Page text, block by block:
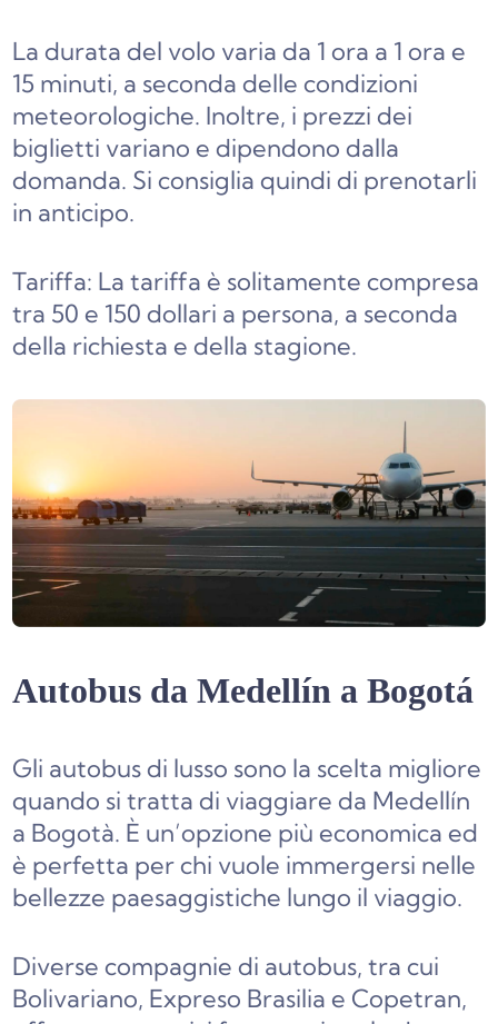
La durata del volo varia da 1 ora a 1 ora e
15 minuti, a seconda delle condizioni
meteorologiche. Inoltre, i prezzi dei
biglietti variano e dipendono dalla
domanda. Si consiglia quindi di prenotarli
in anticipo.
Tariffa: La tariffa è solitamente compresa
tra 50 e 150 dollari a persona, a seconda
della richiesta e della stagione.
Autobus da Medellín a Bogotá
Gli autobus di lusso sono la scelta migliore
quando si tratta di viaggiare da Medellín
a Bogotà. È un’opzione più economica ed
è perfetta per chi vuole immergersi nelle
bellezze paesaggistiche lungo il viaggio.
Diverse compagnie di autobus, tra cui
Bolivariano, Expreso Brasilia e Copetran,